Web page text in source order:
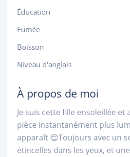
Éducation
Fumée
Boisson
Niveau d'anglais
À propos de moi
Je suis cette fille ensoleillée et
pièce instantanément plus
apparaît 😊Toujours avec un
étincelles dans les yeux, et